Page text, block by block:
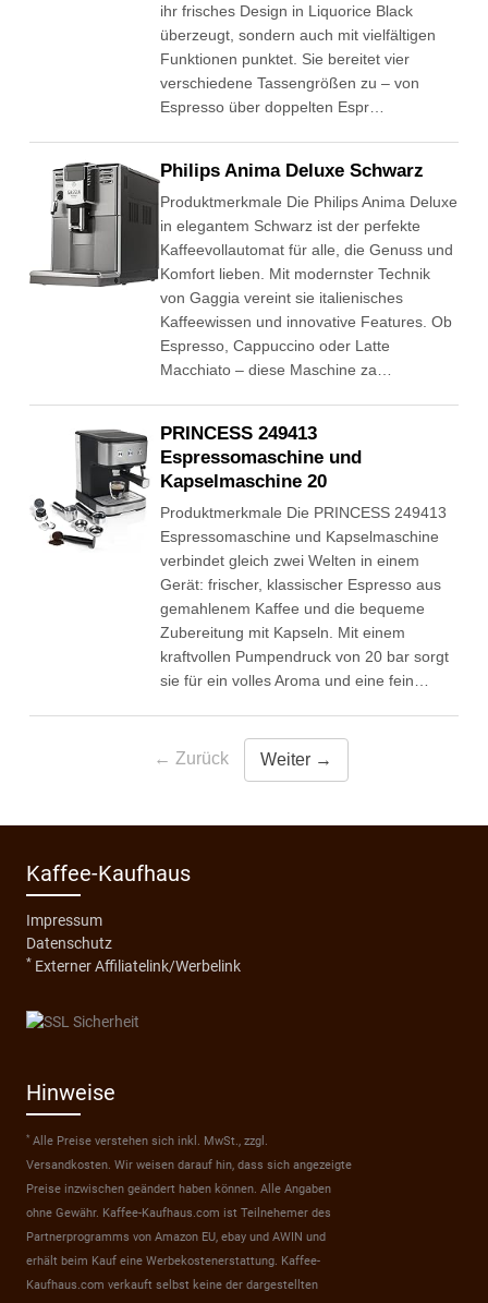
ihr frisches Design in Liquorice Black
überzeugt, sondern auch mit vielfältigen
Funktionen punktet. Sie bereitet vier
verschiedene Tassengrößen zu – von
Espresso über doppelten Espr…
Philips Anima Deluxe Schwarz
Produktmerkmale Die Philips Anima Deluxe
in elegantem Schwarz ist der perfekte
Kaffeevollautomat für alle, die Genuss und
Komfort lieben. Mit modernster Technik
von Gaggia vereint sie italienisches
Kaffeewissen und innovative Features. Ob
Espresso, Cappuccino oder Latte
Macchiato – diese Maschine za…
PRINCESS 249413
Espressomaschine und
Kapselmaschine 20
Produktmerkmale Die PRINCESS 249413
Espressomaschine und Kapselmaschine
verbindet gleich zwei Welten in einem
Gerät: frischer, klassischer Espresso aus
gemahlenem Kaffee und die bequeme
Zubereitung mit Kapseln. Mit einem
kraftvollen Pumpendruck von 20 bar sorgt
sie für ein volles Aroma und eine fein…
← Zurück Weiter →
Kaffee-Kaufhaus
Impressum
Datenschutz
* Externer Affiliatelink/Werbelink
Hinweise
*Alle Preise verstehen sich inkl. MwSt., zzgl.
Versandkosten. Wir weisen darauf hin, dass sich angezeigte
Preise inzwischen geändert haben können. Alle Angaben
ohne Gewähr. Kaffee-Kaufhaus.com ist Teilnehemer des
Partnerprogramms von Amazon EU, ebay und AWIN und
erhält beim Kauf eine Werbekostenerstattung. Kaffee-
Kaufhaus.com verkauft selbst keine der dargestellten